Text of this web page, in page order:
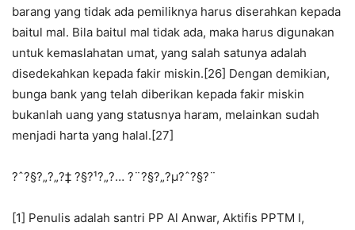
barang yang tidak ada pemiliknya harus diserahkan kepada
baitul mal. Bila baitul mal tidak ada, maka harus digunakan
untuk kemaslahatan umat, yang salah satunya adalah
disedekahkan kepada fakir miskin.[26] Dengan demikian,
bunga bank yang telah diberikan kepada fakir miskin
bukanlah uang yang statusnya haram, melainkan sudah
menjadi harta yang halal.[27]
?ˆ?§?„?„?‡ ?§?¹?„?… ?¨?§?„?µ?ˆ?§?¨
[1] Penulis adalah santri PP Al Anwar, Aktifis PPTM I,